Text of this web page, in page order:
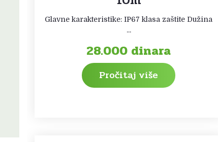
Glavne karakteristike: IP67 klasa zaštite Dužina
...
28.000 dinara
Pročitaj više